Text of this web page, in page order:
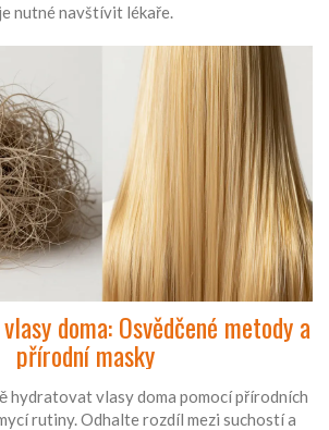
je nutné navštívit lékaře.
doma: Osvědčené metody a
přírodní masky
hydratovat vlasy doma pomocí přírodních
rutiny. Odhalte rozdíl mezi suchostí a